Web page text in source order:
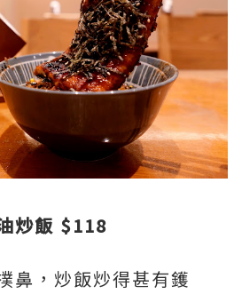
炒飯 $118
鼻，炒飯炒得甚有鑊